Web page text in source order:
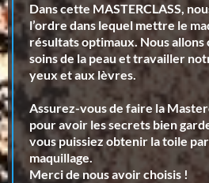
Dans cette MASTERCLASS,
l’ordre dans lequel mettre le
résultats optimaux. Nous allons
soins de la peau et travailler
yeux et aux lèvres.
Assurez-vous de faire la
pour avoir les secrets bien
vous puissiez obtenir la toile
maquillage.
Merci de nous avoir choisis !